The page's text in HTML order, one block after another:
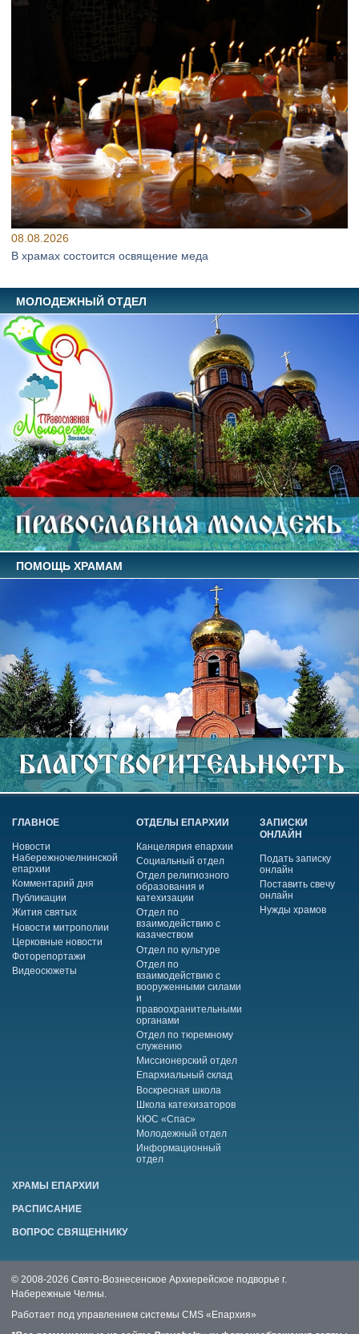
08.08.2026
В храмах состоится освящение меда
МОЛОДЕЖНЫЙ ОТДЕЛ
ПОМОЩЬ ХРАМАМ
ГЛАВНОЕ
Новости
Набережночелнинской
епархии
Комментарий дня
Публикации
Жития святых
Новости митрополии
Церковные новости
Фоторепортажи
Видеосюжеты
ОТДЕЛЫ ЕПАРХИИ
Канцелярия епархии
Социальный отдел
Отдел религиозного
образования и
катехизации
Отдел по
взаимодействию с
казачеством
Отдел по культуре
Отдел по
взаимодействию с
вооруженными силами
и
правоохранительными
органами
Отдел по тюремному
служению
Миссионерский отдел
Епархиальный склад
Воскресная школа
Школа катехизаторов
КЮС «Спас»
Молодежный отдел
Информационный
отдел
ЗАПИСКИ
ОНЛАЙН
Подать записку
онлайн
Поставить свечу
онлайн
Нужды храмов
ХРАМЫ ЕПАРХИИ
РАСПИСАНИЕ
ВОПРОС СВЯЩЕННИКУ
© 2008-2026 Свято-Вознесенское Архиерейское подворье г.
Набережные Челны.
Работает под управлением системы CMS «Епархия»